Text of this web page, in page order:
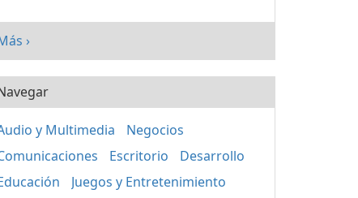
›
y Multimedia
Negocios
Escritorio
Desarrollo
Juegos y Entretenimiento